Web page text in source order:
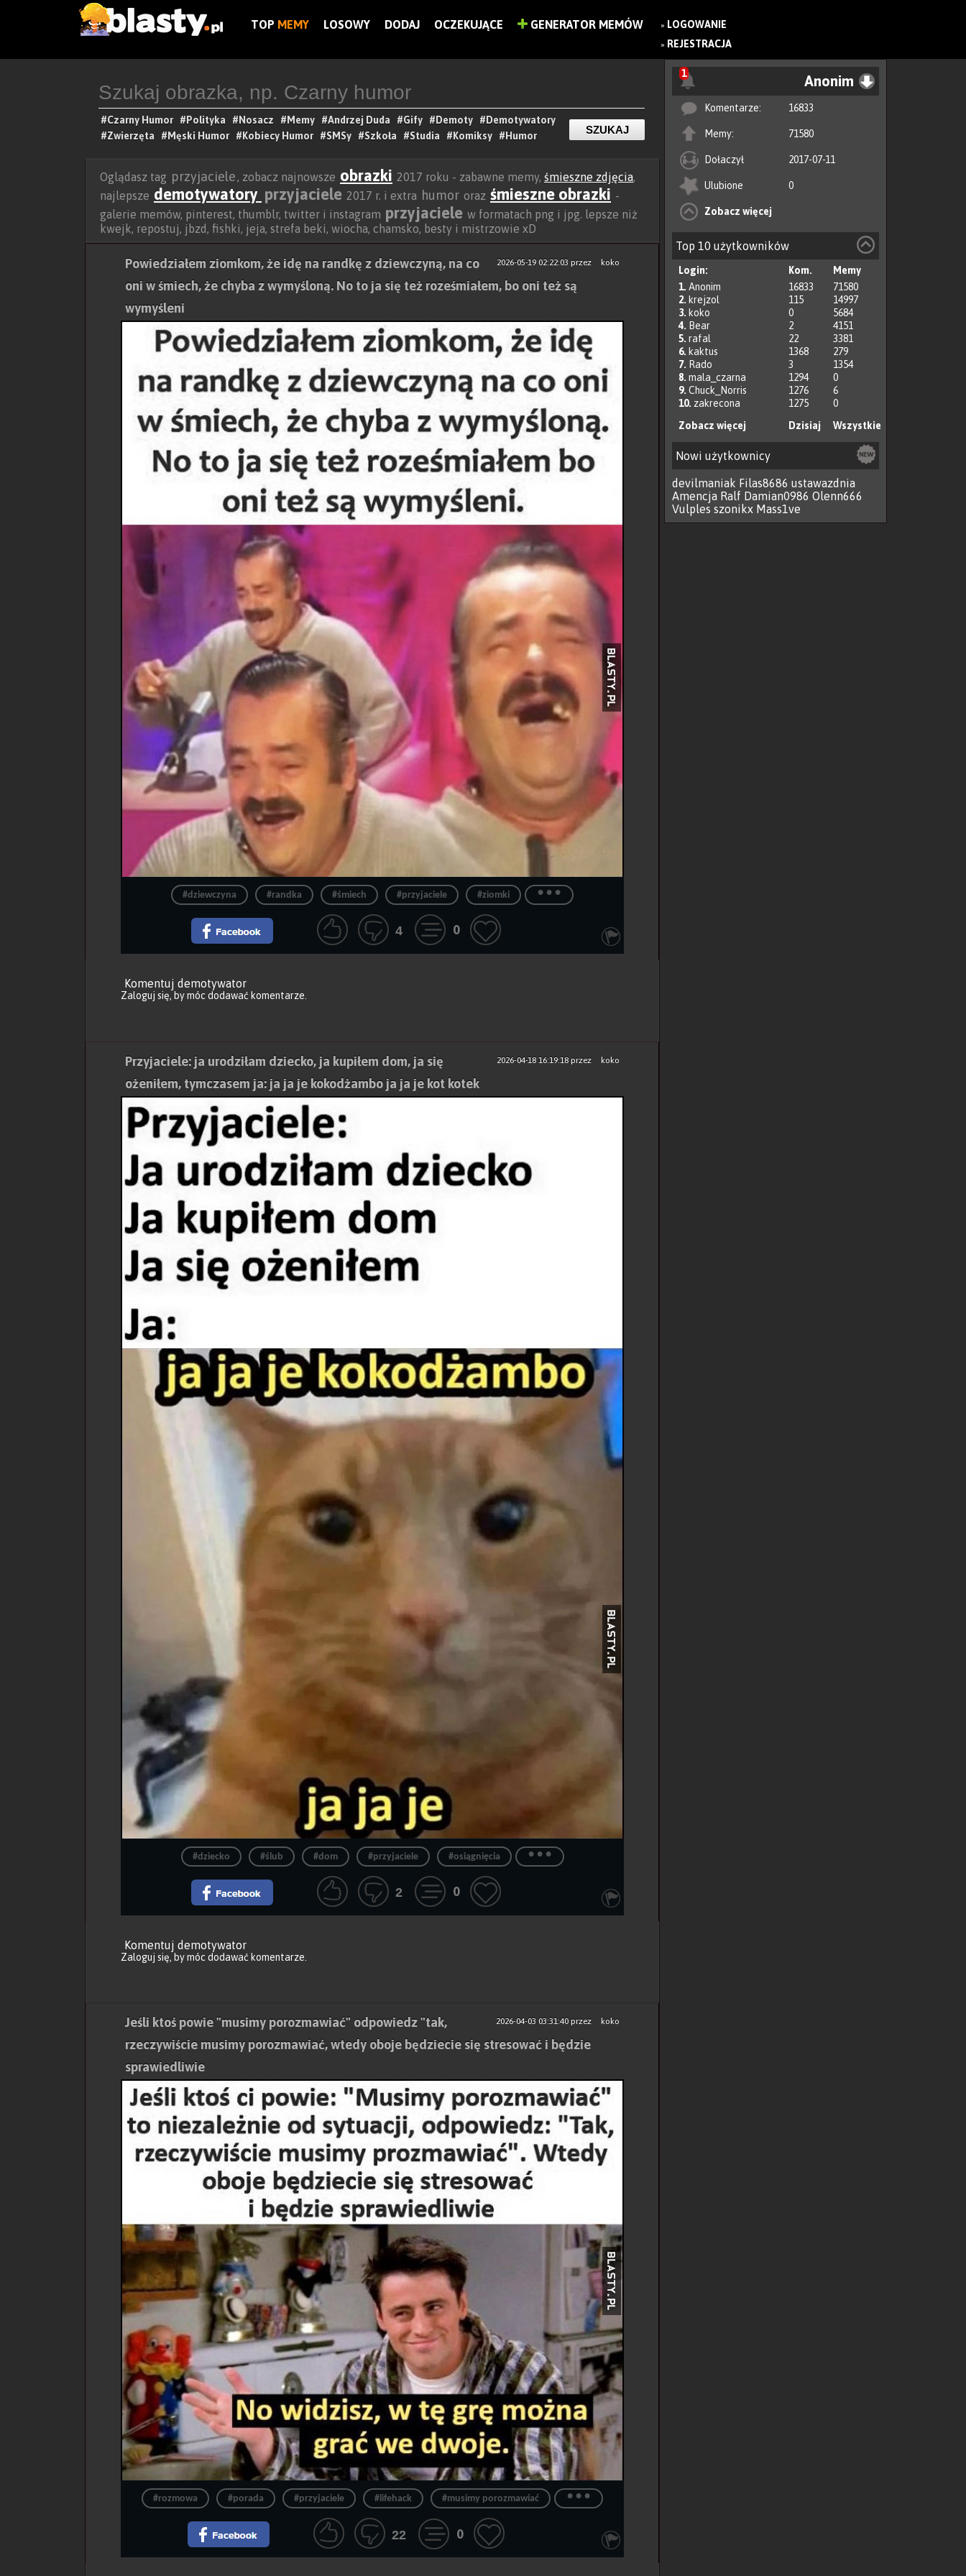
TOP MEMY LOSOWY DODAJ OCZEKUJĄCE GENERATOR MEMÓW » LOGOWANIE
» REJESTRACJA
1 Anonim
Komentarze: 16833
Memy: 71580
Dołaczył 2017-07-11
Ulubione 0
Zobacz więcej
Top 10 użytkowników
Login: Kom.
Memy
1. Anonim 16833
71580
2. krejzol 115
14997
3. koko 0
5684
4. Bear 2
4151
5. rafal 22
3381
6. kaktus 1368
279
7. Rado 3
1354
8. mala_czarna 1294
0
9. Chuck_Norris 1276
6
10. zakrecona 1275
0
Zobacz więcej
Dzisiaj Wszystkie
Nowi użytkownicy
devilmaniak Filas8686 ustawazdnia
Amencja Ralf Damian0986 Olenn666
Vulples szonikx Mass1ve
#Czarny Humor #Polityka #Nosacz #Memy #Andrzej Duda #Gify #Demoty
#Demotywatory
#Zwierzęta
#Męski Humor #Kobiecy Humor #SMSy #Szkoła #Studia #Komiksy #Humor
Oglądasz tag przyjaciele, zobacz najnowsze obrazki 2017 roku - zabawne memy, śmieszne zdjęcia,
najlepsze demotywatory przyjaciele 2017 r. i extra humor oraz śmieszne obrazki -
galerie memów, pinterest, thumblr, twitter i instagram przyjaciele w formatach png i jpg. lepsze niż
kwejk, repostuj, jbzd, fishki, jeja, strefa beki, wiocha, chamsko, besty i mistrzowie xD
2026-05-19 02:22:03 przez koko
Powiedziałem ziomkom, że idę na randkę z dziewczyną, na co
oni w śmiech, że chyba z wymyśloną. No to ja się też roześmiałem, bo oni też są
wymyśleni
#dziewczyna #randka #śmiech #przyjaciele #ziomki ...
4 0
Komentuj demotywator
Zaloguj się, by móc dodawać komentarze.
2026-04-18 16:19:18przez koko
Przyjaciele: ja urodziłam dziecko, ja kupiłem dom, ja się
ożeniłem, tymczasem ja: ja ja je kokodżambo ja ja je kot kotek
#dziecko #ślub #dom #przyjaciele #osiągnięcia ...
2 0
Komentuj demotywator
Zaloguj się, by móc dodawać komentarze.
2026-04-03 03:31:40przez koko
Jeśli ktoś powie "musimy porozmawiać" odpowiedz "tak,
rzeczywiście musimy porozmawiać, wtedy oboje będziecie się stresować i będzie
sprawiedliwie
#rozmowa #porada #przyjaciele #lifehack #musimy porozmawiać ...
22 0